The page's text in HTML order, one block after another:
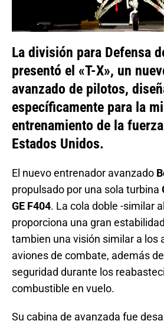
La división para Defensa
presentó el «T-X», un
avanzado de pilotos,
específicamente para la
entrenamiento de la
Estados Unidos.
El nuevo entrenador avanzado
propulsado por una sola turbina
GE F404. La cola doble -similar
proporciona una gran
tambien una visión similar a los
aviones de combate, además
seguridad durante los
combustible en vuelo.
Su cabina de avanzada fue